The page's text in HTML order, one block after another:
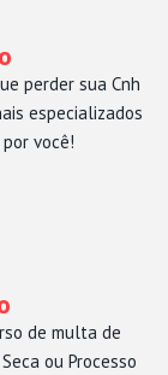
perder sua Cnh
especializados
você!
de multa de
ou Processo